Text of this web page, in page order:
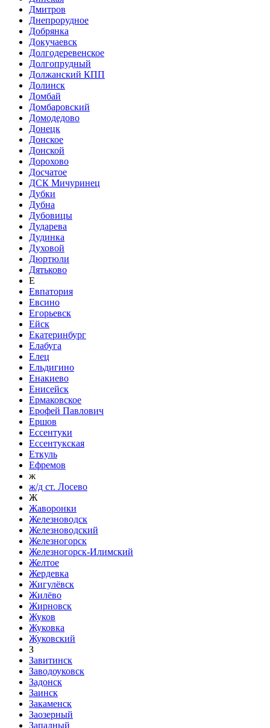
Дмитров
Днепрорудное
Добрянка
Докучаевск
Долгодеревенское
Долгопрудный
Должанский КПП
Долинск
Домбай
Домбаровский
Домодедово
Донецк
Донское
Донской
Дорохово
Досчатое
ДСК Мичуринец
Дубки
Дубна
Дубовицы
Дударева
Дудинка
Духовой
Дюртюли
Дятьково
Е
Евпатория
Евсино
Егорьевск
Ейск
Екатеринбург
Елабуга
Елец
Ельдигино
Енакиево
Енисейск
Ермаковское
Ерофей Павлович
Ершов
Ессентуки
Ессентукская
Еткуль
Ефремов
ж
ж/д ст. Лосево
Ж
Жаворонки
Железноводск
Железноводский
Железногорск
Железногорск-Илимский
Желтое
Жердевка
Жигулёвск
Жилёво
Жирновск
Жуков
Жуковка
Жуковский
З
Завитинск
Заводоуковск
Задонск
Заинск
Закаменск
Заозерный
Западный